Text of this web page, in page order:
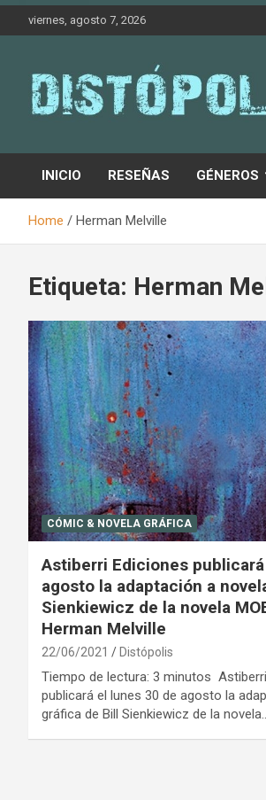
Skip
viernes, agosto 7, 2026
Distópolis
INICIO RESEÑAS GÉNEROS
Home Herman Melville
Etiqueta: Herman
CÓMIC & NOVELA GRÁFICA
Astiberri Ediciones
agosto la adaptación a
Sienkiewicz de la novela
Herman Melville
22/06/2021 Distópolis
Tiempo de lectura: 3 minutos
publicará el lunes 30 de agosto la
gráfica de Bill Sienkiewicz de la